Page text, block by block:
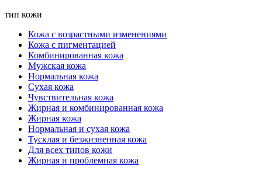
тип кожи
Кожа с возрастными изменениями
Кожа с пигментацией
Комбинированная кожа
Мужская кожа
Нормальная кожа
Сухая кожа
Чувствительная кожа
Жирная и комбинированная кожа
Жирная кожа
Нормальная и сухая кожа
Тусклая и безжизненная кожа
Для всех типов кожи
Жирная и проблемная кожа